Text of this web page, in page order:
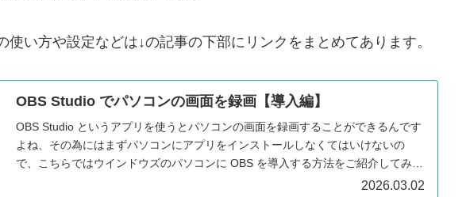
使い方や設定などは↓の記事の下部にリンクをまとめてあります。
OBS Studio でパソコンの画面を録画【導入編】
OBS Studio というアプリを使うとパソコンの画面を録画することができるんです
よね、その為にはまずパソコンにアプリをインストールしなくてはいけないの
で、こちらではウインドウズのパソコンに OBS を導入する方法をご紹介してみた
2026.03.02